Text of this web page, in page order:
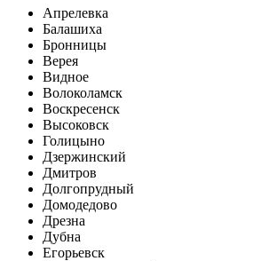
Апрелевка
Балашиха
Бронницы
Верея
Видное
Волоколамск
Воскресенск
Высоковск
Голицыно
Дзержинский
Дмитров
Долгопрудный
Домодедово
Дрезна
Дубна
Егорьевск